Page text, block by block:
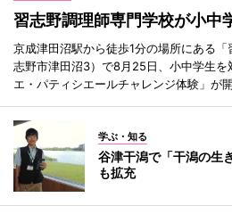
習志野調理師専門学校が小中
京成津田沼駅から徒歩1分の場所にある
志野市津田沼3）で8月25日、小中学生を
エ・パティシエールチャレンジ体験」が開
学ぶ・知る
谷津干潟で「干潟の
も拡充